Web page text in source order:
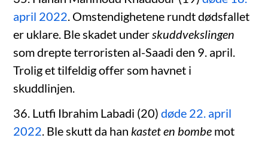
april 2022. Omstendighetene rundt dødsfallet
er uklare. Ble skadet underskuddvekslingen
som drepte terroristen al-Saadi den 9. april.
Trolig et tilfeldig offer som havnet i
skuddlinjen.
36. Lutfi Ibrahim Labadi (20)døde 22. april
2022. Ble skutt da han kastet en bombe mot